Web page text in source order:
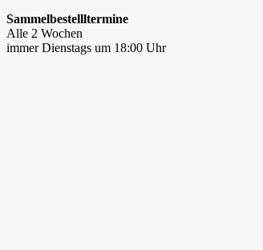
Sammelbestellltermine
Alle 2 Wochen
immer Dienstags um 18:00 Uhr